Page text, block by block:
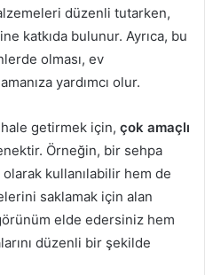
düzenli tutarken,
katkıda bulunur. Ayrıca, bu
olması, ev
yardımcı olur.
getirmek için, çok amaçlı
Örneğin, bir sehpa
kullanılabilir hem de
saklamak için alan
elde edersiniz hem
düzenli bir şekilde